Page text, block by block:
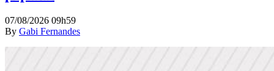
07/08/2026 09h59
By Gabi Fernandes